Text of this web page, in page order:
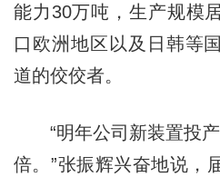
能力30万吨，生产规模
口欧洲地区以及日韩等
道的佼佼者。
“明年公司新装置投产
倍。”张振辉兴奋地说，